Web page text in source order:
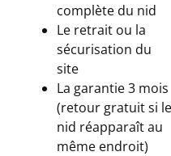
complète du nid
Le retrait ou la
sécurisation du
site
La garantie 3 mois
(retour gratuit si le
nid réapparaît au
même endroit)